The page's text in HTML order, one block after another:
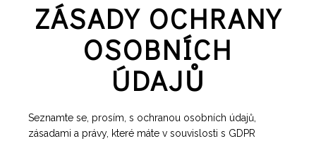
ZÁSADY OCHRANY
OSOBNÍCH
ÚDAJŮ
Seznamte se, prosím, s ochranou osobních údajů,
zásadami a právy, které máte v souvislosti s GDPR